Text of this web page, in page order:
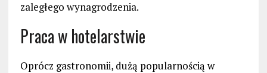
zaległego wynagrodzenia.
Praca w hotelarstwie
Oprócz gastronomii, dużą popularnością w